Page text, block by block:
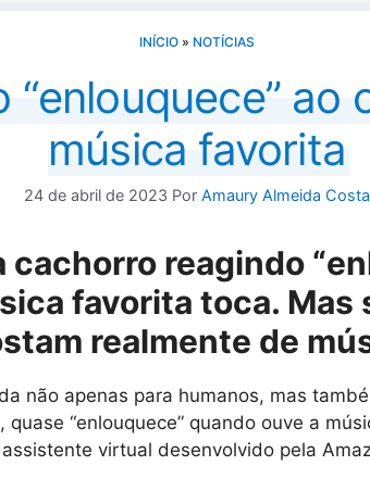
INÍCIO » NOTÍCIAS
“enlouquece” ao
música favorita
24 de abril de 2023 Por Amaury Almeida Costa
cachorro reagindo
favorita toca. Mas
realmente de
não apenas para humanos, mas
quase “enlouquece” quando ouve a
virtual desenvolvido pela